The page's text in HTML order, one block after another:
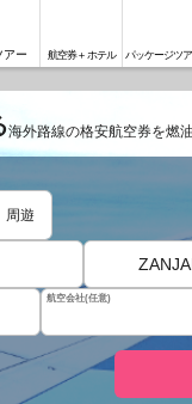
アー 航空券＋ホテル パッケージツ
海外路線の格安航空券を燃
周遊
航空会社(任意)